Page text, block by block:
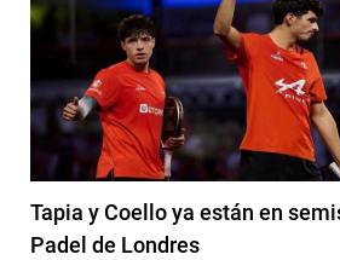
Tapia y Coello ya están en
Padel de Londres